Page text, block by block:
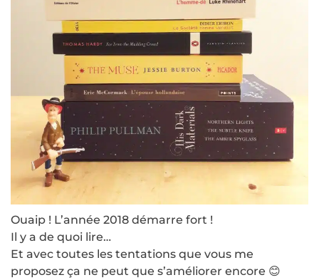
Ouaip ! L’année 2018 démarre fort !
Il y a de quoi lire…
Et avec toutes les tentations que vous me
proposez ça ne peut que s’améliorer encore 😊